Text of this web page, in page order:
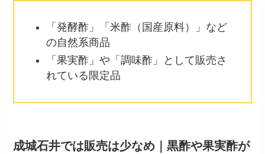
「発酵酢」「米酢（国産原料）」など
の自然系商品
「果実酢」や「調味酢」として販売さ
れている限定品
成城石井では販売は少なめ｜黒酢や果実酢が